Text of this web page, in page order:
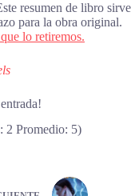
resumen de libro sirve
para la obra original.
lo retiremos.
2 Promedio: 5)